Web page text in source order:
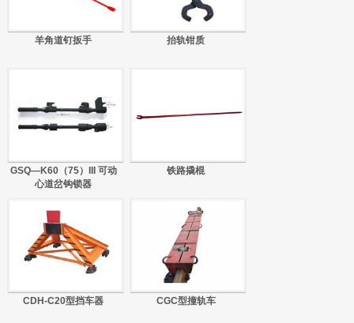
羊角道钉扳手 抬轨钳质
GSQ—K60（75）III 可动
心道岔钩锁器
铁路撬棍
CDH-C20型挡车器 CGC型撞轨车